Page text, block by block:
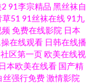
91李宗精品 黑丝袜自
51 91丝袜在线91九
频免费在线影院 日本
在线观看 日韩在线播
区第一页欧美在线视
日本欧美在线看 国产精
丝强行免费激情影院